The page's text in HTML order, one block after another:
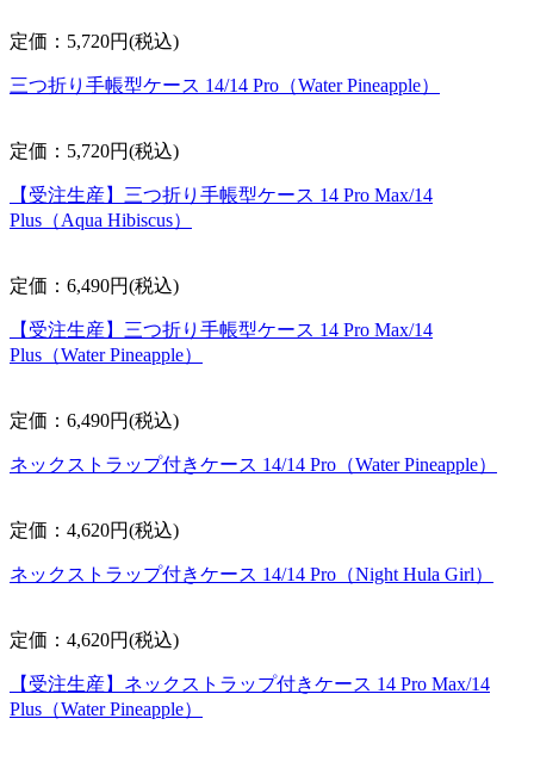
定価：5,720円(税込)
三つ折り手帳型ケース 14/14 Pro（Water Pineapple）
定価：5,720円(税込)
【受注生産】三つ折り手帳型ケース 14 Pro Max/14
Plus（Aqua Hibiscus）
定価：6,490円(税込)
【受注生産】三つ折り手帳型ケース 14 Pro Max/14
Plus（Water Pineapple）
定価：6,490円(税込)
ネックストラップ付きケース 14/14 Pro（Water Pineapple）
定価：4,620円(税込)
ネックストラップ付きケース 14/14 Pro（Night Hula Girl）
定価：4,620円(税込)
【受注生産】ネックストラップ付きケース 14 Pro Max/14
Plus（Water Pineapple）